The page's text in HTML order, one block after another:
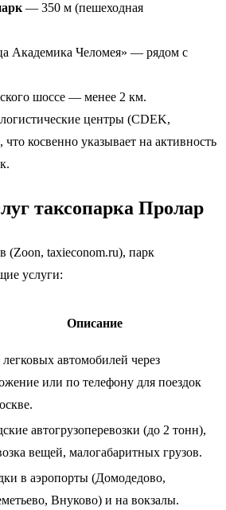
— 350 м (пешеходная
Академика Челомея» — рядом с
шоссе — менее 2 км.
центры (CDEK,
косвенно указывает на активность
таксопарка Пролар
(Zoon, taxieconom.ru), парк
услуги:
Описание
легковых автомобилей через
или по телефону для поездок
автогрузоперевозки (до 2 тонн),
вещей, малогабаритных грузов.
в аэропорты (Домодедово,
Внуково) и на вокзалы.